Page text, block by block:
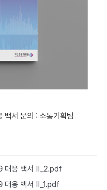
백서 문의 : 소통기획팀
대응 백서 Ⅱ_2.pdf
대응 백서 Ⅱ_1.pdf